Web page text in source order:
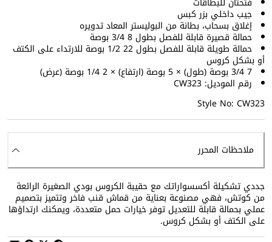
جيب داخلي بزر كبس
إغلاق بسحاب، بطانة من البوليستر المعاد تدويره
حمالة قصيرة قابلة للفصل بطول 8 3/4 بوصة
حمالة طويلة قابلة للفصل بطول 22 1/2 بوصة للارتداء على الكتف
أو بشكل كروس
7 3/4 بوصة (طول) × 5 بوصة (ارتفاع) × 2 1/4 بوصة (عرض)
رقم الموديل: CW323
Style No: CW323
ملاحظات المحرر
جددي تشكيلة أكسسواراتك مع حقيبة الكروس بودي الصغيرة الرائعة
من كوتش، فهي مصنوعة بعناية من قماش قنب فاخر وتتميز بتصميم
عملي بحمالة قابلة للتعديل توفر خيارات حمل متعددة، ويمكنك ارتداؤها
على الكتف أو بشكل كروس.